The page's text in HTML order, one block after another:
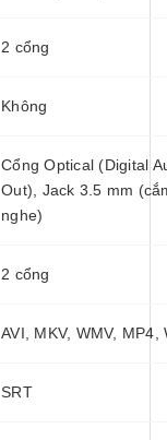
2 cổng
Không
Cổng Optical (Digital
Out), Jack 3.5 mm
nghe)
2 cổng
AVI, MKV, WMV, MP4,
SRT